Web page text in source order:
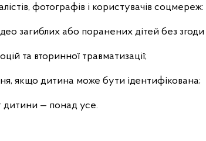
фотографів і користувачів соцмереж:
загиблих або поранених дітей без згоди
та вторинної травматизації;
якщо дитина може бути ідентифікована;
дитини — понад усе.